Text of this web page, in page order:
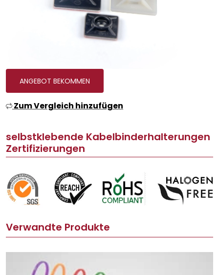
ANGEBOT BEKOMMEN
Zum Vergleich hinzufügen
selbstklebende Kabelbinderhalterungen
Zertifizierungen
Verwandte Produkte